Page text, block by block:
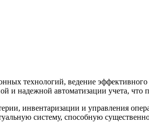
технологий, ведение
и надежной автоматизации учета, что
инвентаризации и управления
систему, способную